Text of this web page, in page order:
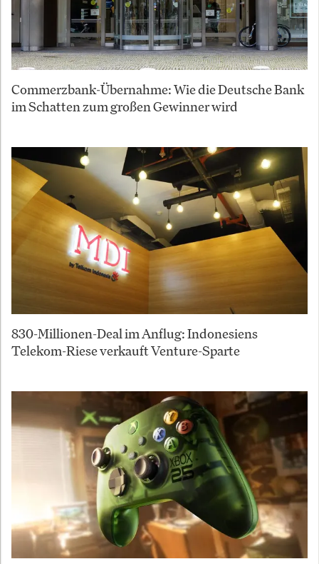
Commerzbank-Übernahme: Wie die Deutsche Bank
im Schatten zum großen Gewinner wird
830-Millionen-Deal im Anflug: Indonesiens
Telekom-Riese verkauft Venture-Sparte